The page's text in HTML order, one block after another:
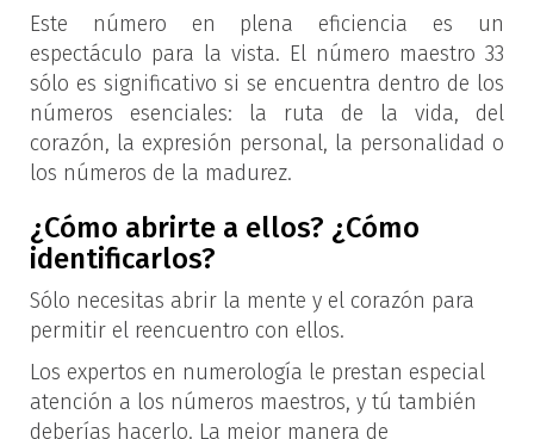
Este número en plena eficiencia es un
espectáculo para la vista. El número maestro 33
sólo es significativo si se encuentra dentro de los
números esenciales: la ruta de la vida, del
corazón, la expresión personal, la personalidad o
los números de la madurez.
¿Cómo abrirte a ellos? ¿Cómo
identificarlos?
Sólo necesitas abrir la mente y el corazón para
permitir el reencuentro con ellos.
Los expertos en numerología le prestan especial
atención a los números maestros, y tú también
deberías hacerlo. La mejor manera de